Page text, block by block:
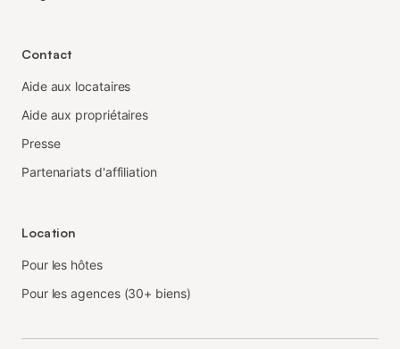
Contact
Aide aux locataires
Aide aux propriétaires
Presse
Partenariats d'affiliation
Location
Pour les hôtes
Pour les agences (30+ biens)